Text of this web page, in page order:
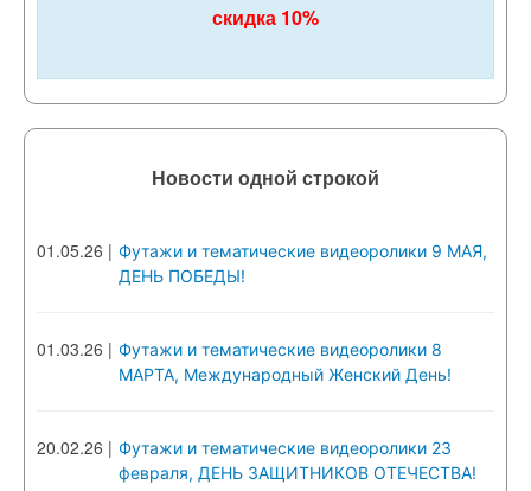
скидка 10%
Новости одной строкой
01.05.26 | Футажи и тематические видеоролики 9 МАЯ,
ДЕНЬ ПОБЕДЫ!
01.03.26 | Футажи и тематические видеоролики 8
МАРТА, Международный Женский День!
20.02.26 | Футажи и тематические видеоролики 23
февраля, ДЕНЬ ЗАЩИТНИКОВ ОТЕЧЕСТВА!